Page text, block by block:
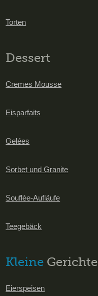
Torten
Dessert
Cremes Mousse
Eisparfaits
Gelées
Sorbet und Granite
Souflèe-Aufläufe
Teegebäck
Kleine Gerichte
Eierspeisen